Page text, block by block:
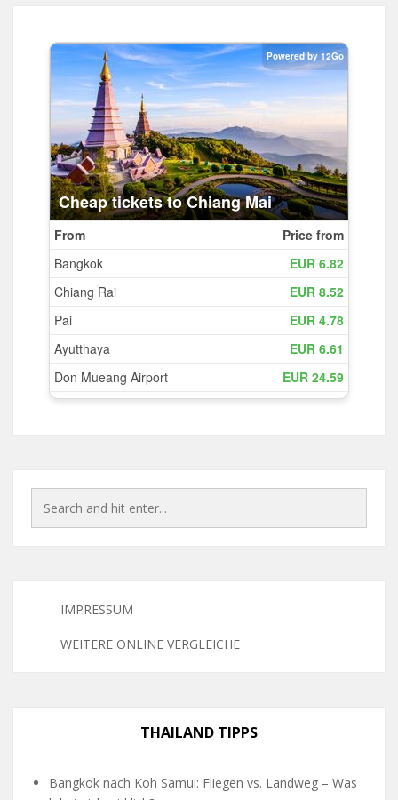
IMPRESSUM
WEITERE ONLINE VERGLEICHE
THAILAND TIPPS
Bangkok nach Koh Samui: Fliegen vs. Landweg – Was